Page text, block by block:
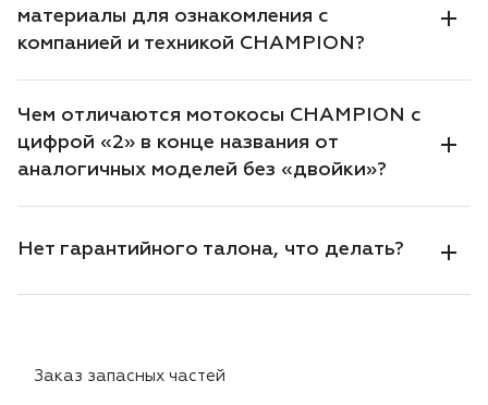
Генераторы
Скарификаторы
Мотопомпы
Строительная техника
материалы для ознакомления с
компанией и техникой CHAMPION?
Чем отличаются мотокосы CHAMPION с
цифрой «2» в конце названия от
аналогичных моделей без «двойки»?
Нет гарантийного талона, что делать?
Заказ запасных частей